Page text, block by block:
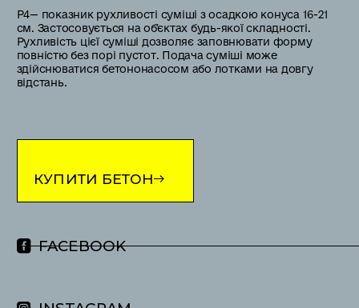
Р4— показник рухливості суміші з осадкою конуса 16-21
см. Застосовується на обʼєктах будь-якої складності.
Рухливість цієї суміші дозволяє заповнювати форму
повністю без порі пустот. Подача суміші може
здійснюватися бетононасосом або лотками на довгу
відстань.
КУПИТИ БЕТОН
FACEBOOK